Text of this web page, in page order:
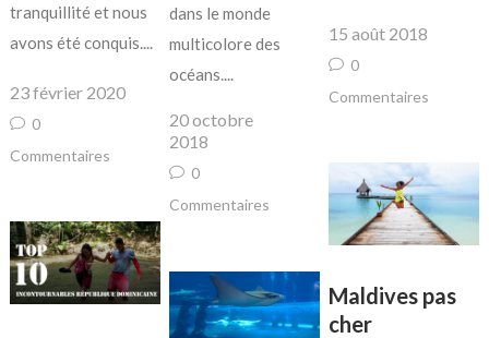
tranquillité et nous
avons été conquis....
23 février 2020
0
Commentaires
dans le monde
multicolore des
océans....
20 octobre
2018
0
Commentaires
15 août 2018
0
Commentaires
Maldives pas
cher